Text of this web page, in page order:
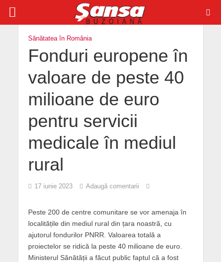
Sănătatea în România
Fonduri europene în
valoare de peste 40
milioane de euro
pentru servicii
medicale în mediul
rural
17 iunie 2023 Adaugă comentarii
Peste 200 de centre comunitare se vor amenaja în
localitățile din mediul rural din țara noastră, cu
ajutorul fondurilor PNRR. Valoarea totală a
proiectelor se ridică la peste 40 milioane de euro.
Ministerul Sănătății a făcut public faptul că a fost